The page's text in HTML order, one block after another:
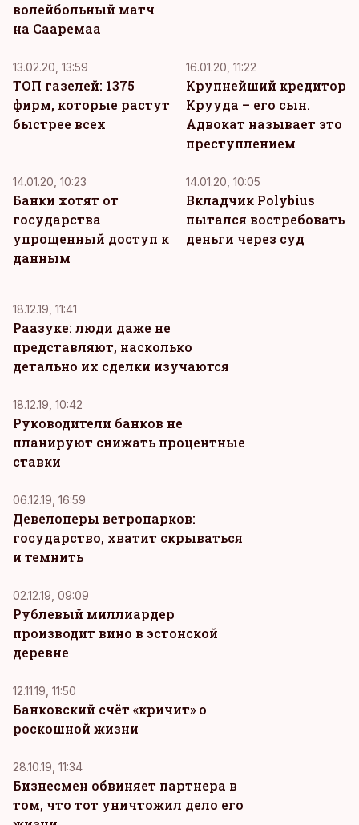
волейбольный матч
на Сааремаа
13.02.20, 13:59
ТОП газелей: 1375
фирм, которые растут
быстрее всех
16.01.20, 11:22
Крупнейший кредитор
Крууда – его сын.
Адвокат называет это
преступлением
14.01.20, 10:23
Банки хотят от
государства
упрощенный доступ к
данным
14.01.20, 10:05
Вкладчик Polybius
пытался востребовать
деньги через суд
18.12.19, 11:41
Раазуке: люди даже не
представляют, насколько
детально их сделки изучаются
18.12.19, 10:42
Руководители банков не
планируют снижать процентные
ставки
06.12.19, 16:59
Девелоперы ветропарков:
государство, хватит скрываться
и темнить
02.12.19, 09:09
Рублевый миллиардер
производит вино в эстонской
деревне
12.11.19, 11:50
Банковский счёт «кричит» о
роскошной жизни
28.10.19, 11:34
Бизнесмен обвиняет партнера в
том, что тот уничтожил дело его